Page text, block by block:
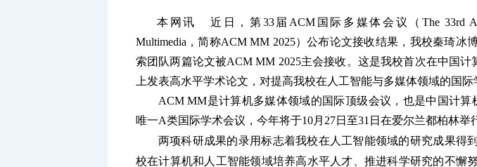
本网讯 近日，第33届ACM国际多媒体会议（The 33rd
Multimedia，简称ACM MM 2025）公布论文接收结果，我校秦琦冰
索团队两篇论文被ACM MM 2025主会接收。这是我校首次在中国
上发表高水平学术论文，对提高我校在人工智能与多媒体领域的国际
ACM MM是计算机多媒体领域的国际顶级会议，也是中国计算
唯一A类国际学术会议，今年将于10月27日至31日在爱尔兰都柏林举
两项科研成果的录用标志着我校在人工智能领域的研究成果得
校在计算机和人工智能领域培养高水平人才、推进科学研究的不懈